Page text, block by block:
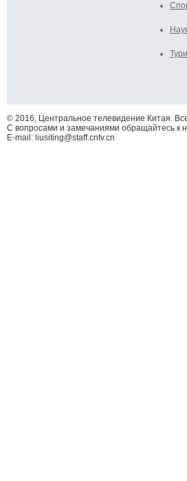
© 2016, Центральное телевидение Китая.
С вопросами и замечаниями обращайтесь к
E-mail: liusiting@staff.cntv.cn